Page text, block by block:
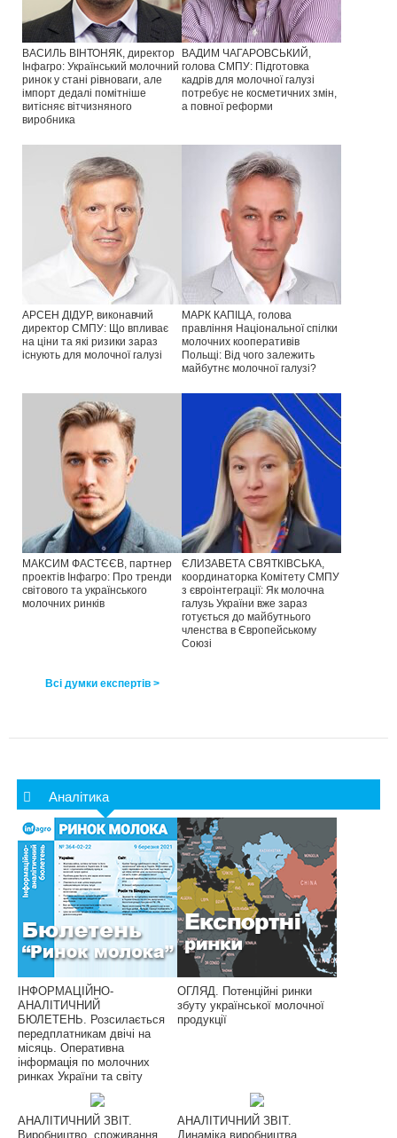
ВАСИЛЬ ВІНТОНЯК, директор
Інфагро: Український молочний
ринок у стані рівноваги, але
імпорт дедалі помітніше
витісняє вітчизняного
виробника
ВАДИМ ЧАГАРОВСЬКИЙ,
голова СМПУ: Підготовка
кадрів для молочної галузі
потребує не косметичних змін,
а повної реформи
АРСЕН ДІДУР, виконавчий
директор СМПУ: Що впливає
на ціни та які ризики зараз
існують для молочної галузі
МАРК КАПІЦА, голова
правління Національної спілки
молочних кооперативів
Польщі: Від чого залежить
майбутнє молочної галузі?
МАКСИМ ФАСТЄЄВ, партнер
проектів Інфагро: Про тренди
світового та українського
молочних ринків
ЄЛИЗАВЕТА СВЯТКІВСЬКА,
координаторка Комітету СМПУ
з євроінтеграції: Як молочна
галузь України вже зараз
готується до майбутнього
членства в Європейському
Союзі
Всі думки експертів >
Аналітика
ІНФОРМАЦІЙНО-
АНАЛІТИЧНИЙ
БЮЛЕТЕНЬ. Розсилається
передплатникам двічі на
місяць. Оперативна
інформація по молочних
ринках України та світу
ОГЛЯД. Потенційні ринки
збуту української молочної
продукції
АНАЛІТИЧНИЙ ЗВІТ.
Виробництво, споживання,
АНАЛІТИЧНИЙ ЗВІТ.
Динаміка виробництва,